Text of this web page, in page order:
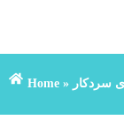
Home » سردکار